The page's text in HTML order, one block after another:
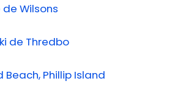
Wilsons
de Thredbo
Beach, Phillip Island